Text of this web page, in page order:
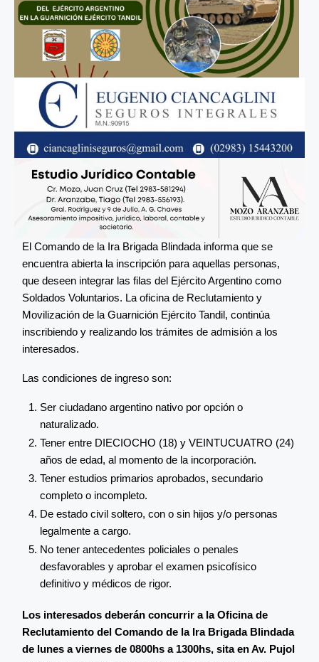
El Comando de la Ira Brigada Blindada informa que se
encuentra abierta la inscripción para aquellas personas,
que deseen integrar las filas del Ejército Argentino como
Soldados Voluntarios. La oficina de Reclutamiento y
Movilización de la Guarnición Ejército Tandil, continúa
inscribiendo y realizando los trámites de admisión a los
interesados.
Las condiciones de ingreso son:
Ser ciudadano argentino nativo por opción o
naturalizado.
Tener entre DIECIOCHO (18) y VEINTUCUATRO (24)
años de edad, al momento de la incorporación.
Tener estudios primarios aprobados, secundario
completo o incompleto.
De estado civil soltero, con o sin hijos y/o personas
legalmente a cargo.
No tener antecedentes policiales o penales
desfavorables y aprobar el examen psicofísico
definitivo y médicos de rigor.
Los interesados deberán concurrir a la Oficina de
Reclutamiento del Comando de la Ira Brigada Blindada
de lunes a viernes de 0800hs a 1300hs, sita en Av. Pujol